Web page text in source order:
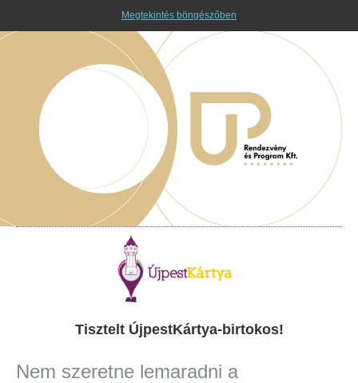
Megtekintés böngészőben
Tisztelt ÚjpestKártya-birtokos!
Nem szeretne lemaradni a